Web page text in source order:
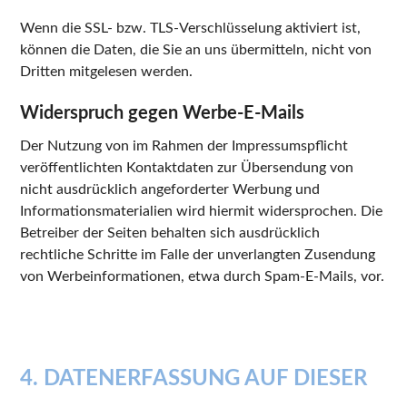
Wenn die SSL- bzw. TLS-Verschlüsselung aktiviert ist,
können die Daten, die Sie an uns übermitteln, nicht von
Dritten mitgelesen werden.
Widerspruch gegen Werbe-E-Mails
Der Nutzung von im Rahmen der Impressumspflicht
veröffentlichten Kontaktdaten zur Übersendung von
nicht ausdrücklich angeforderter Werbung und
Informationsmaterialien wird hiermit widersprochen. Die
Betreiber der Seiten behalten sich ausdrücklich
rechtliche Schritte im Falle der unverlangten Zusendung
von Werbeinformationen, etwa durch Spam-E-Mails, vor.
4. DATENERFASSUNG AUF DIESER